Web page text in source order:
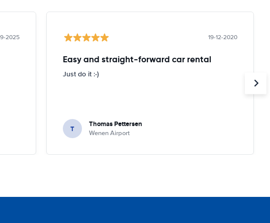
2025 19-12-2020
Easy and straight-forward car rental
Just do it :-)
T Thomas Pettersen
Wenen Airport